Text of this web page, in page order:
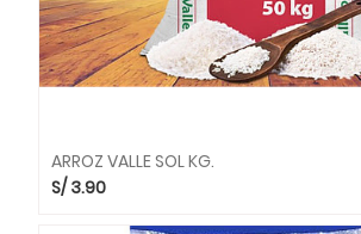
ARROZ VALLE SOL KG.
S/3.90